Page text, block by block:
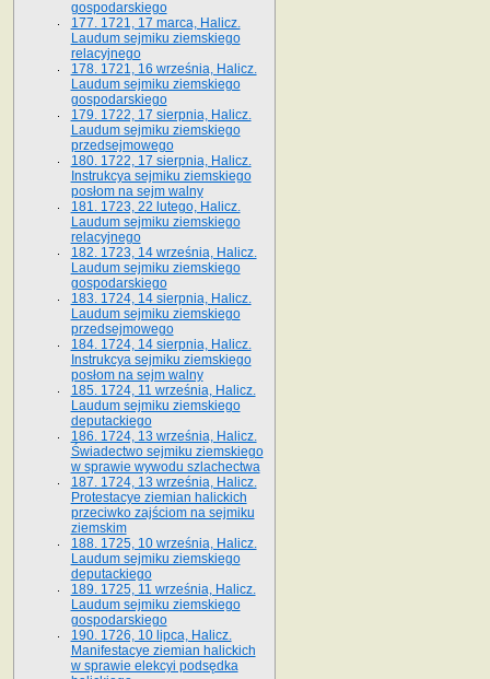
gospodarskiego
177. 1721, 17 marca, Halicz.
Laudum sejmiku ziemskiego
relacyjnego
178. 1721, 16 września, Halicz.
Laudum sejmiku ziemskiego
gospodarskiego
179. 1722, 17 sierpnia, Halicz.
Laudum sejmiku ziemskiego
przedsejmowego
180. 1722, 17 sierpnia, Halicz.
Instrukcya sejmiku ziemskiego
posłom na sejm walny
181. 1723, 22 lutego, Halicz.
Laudum sejmiku ziemskiego
relacyjnego
182. 1723, 14 września, Halicz.
Laudum sejmiku ziemskiego
gospodarskiego
183. 1724, 14 sierpnia, Halicz.
Laudum sejmiku ziemskiego
przedsejmowego
184. 1724, 14 sierpnia, Halicz.
Instrukcya sejmiku ziemskiego
posłom na sejm walny
185. 1724, 11 września, Halicz.
Laudum sejmiku ziemskiego
deputackiego
186. 1724, 13 września, Halicz.
Świadectwo sejmiku ziemskiego
w sprawie wywodu szlachectwa
187. 1724, 13 września, Halicz.
Protestacye ziemian halickich
przeciwko zajściom na sejmiku
ziemskim
188. 1725, 10 września, Halicz.
Laudum sejmiku ziemskiego
deputackiego
189. 1725, 11 września, Halicz.
Laudum sejmiku ziemskiego
gospodarskiego
190. 1726, 10 lipca, Halicz.
Manifestacye ziemian halickich
w sprawie elekcyi podsędka